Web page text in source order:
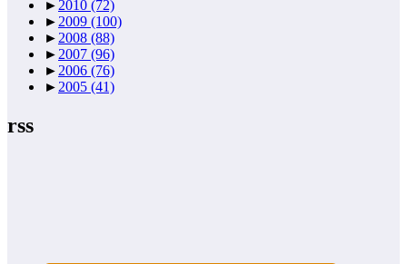
► 2010 (72)
► 2009 (100)
► 2008 (88)
► 2007 (96)
► 2006 (76)
► 2005 (41)
rss